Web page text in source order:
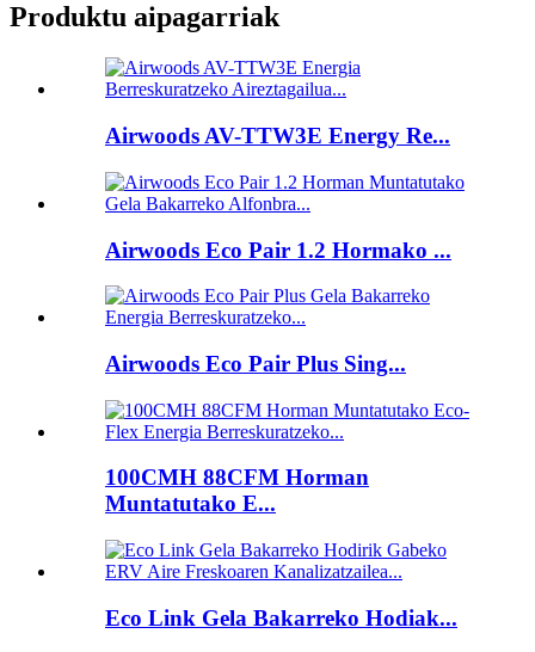
Produktu aipagarriak
Airwoods AV-TTW3E Energy Re...
Airwoods Eco Pair 1.2 Hormako ...
Airwoods Eco Pair Plus Sing...
100CMH 88CFM Horman
Muntatutako E...
Eco Link Gela Bakarreko Hodiak...